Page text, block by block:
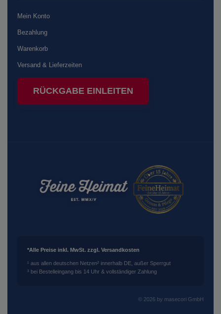
Mein Konto
Bezahlung
Warenkorb
Versand & Lieferzeiten
RÜCKGABE EINLEITEN
*Alle Preise inkl. MwSt. zzgl. Versandkosten
¹ aus allen deutschen Netzen² innerhalb DE, außer Sperrgut
³ bei Bestelleingang bis 14 Uhr & vollständiger Zahlung
© 2026 by masecori GmbH